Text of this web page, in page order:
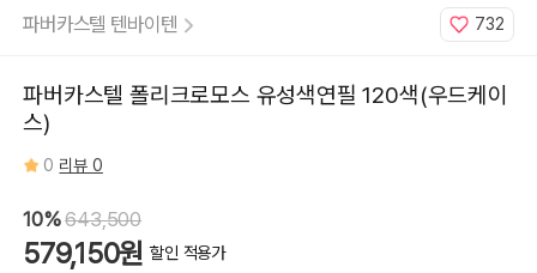
파버카스텔 텐바이텐 732
파버카스텔 폴리크로모스 유성색연필 120색(우드케이
스)
0 리뷰 0
10%643,500
579,150원 할인 적용가